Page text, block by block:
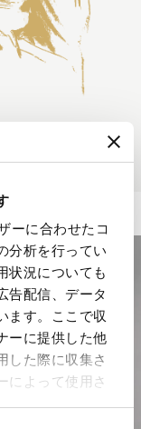
ーに合わせたコ
分析を行ってい
状況についても
告配信、データ
ます。ここで収
ーに提供した他
した際に収集さ
によって使用さ